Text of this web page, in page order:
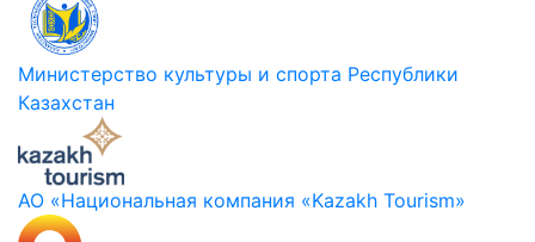
Министерство культуры и спорта Республики
Казахстан
АО «Национальная компания «Kazakh Tourism»